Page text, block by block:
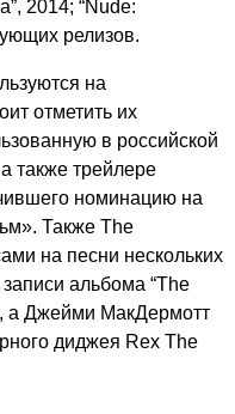
”, 2014; “Nude:
релизов.
на
отметить их
в российской
также трейлере
номинацию на
Также The
на песни нескольких
альбома “The
, а Джейми МакДермотт
диджея Rex The